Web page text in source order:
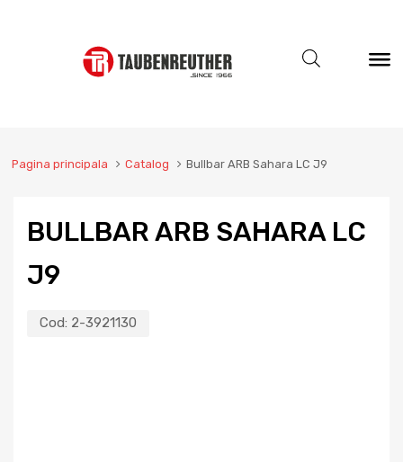
Pagina principala Catalog Bullbar ARB Sahara LC J9
BULLBAR ARB SAHARA LC
J9
Cod: 2-3921130